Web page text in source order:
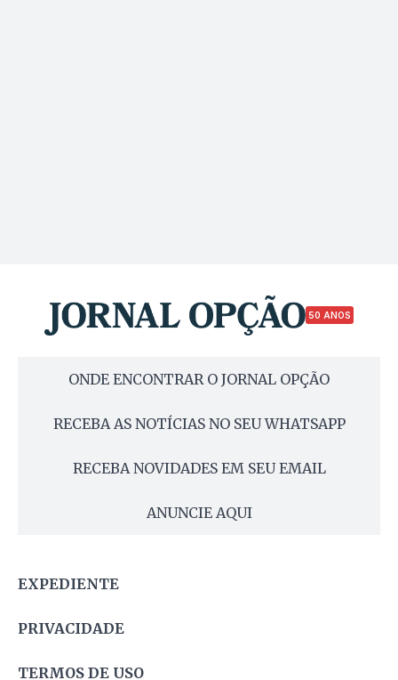
50 ANOS
ONDE ENCONTRAR O JORNAL OPÇÃO
RECEBA AS NOTÍCIAS NO SEU WHATSAPP
RECEBA NOVIDADES EM SEU EMAIL
ANUNCIE AQUI
EXPEDIENTE
PRIVACIDADE
TERMOS DE USO